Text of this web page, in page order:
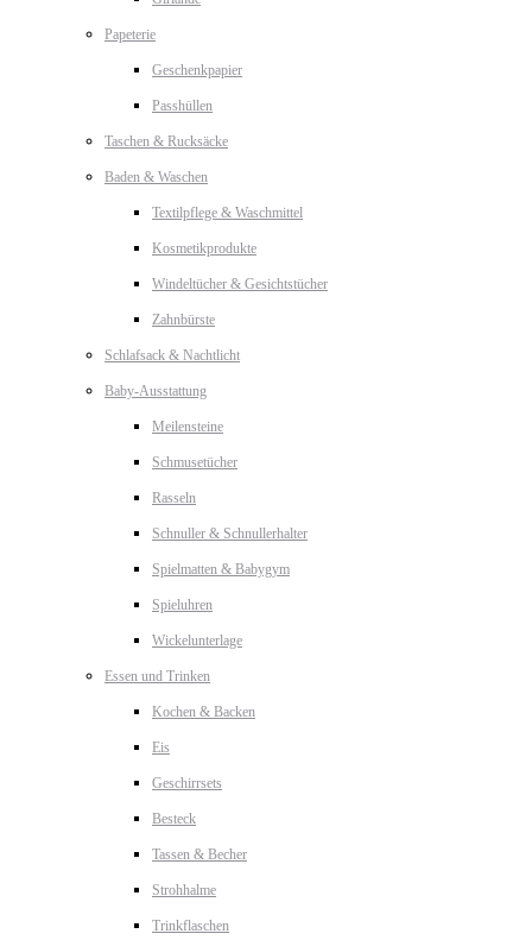
Papeterie
Geschenkpapier
Passhüllen
Taschen & Rucksäcke
Baden & Waschen
Textilpflege & Waschmittel
Kosmetikprodukte
Windeltücher & Gesichtstücher
Zahnbürste
Schlafsack & Nachtlicht
Baby-Ausstattung
Meilensteine
Schmusetücher
Rasseln
Schnuller & Schnullerhalter
Spielmatten & Babygym
Spieluhren
Wickelunterlage
Essen und Trinken
Kochen & Backen
Eis
Geschirrsets
Besteck
Tassen & Becher
Strohhalme
Trinkflaschen